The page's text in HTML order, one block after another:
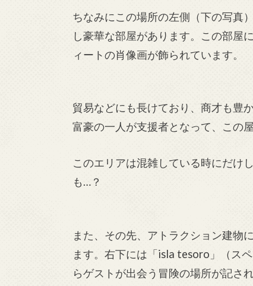
ちなみにこの場所の左側（下の写真
し豪華な部屋があります。この部屋
ィートの肖像画が飾られています。
貿易などにも長けており、商才も豊
富豪の一人が支援者となって、この
このエリアは混雑している時にだけ
も…？
また、その先、アトラクション建物
ます。右下には「isla tesoro」（ス
らゲストが出会う冒険の場所が記され